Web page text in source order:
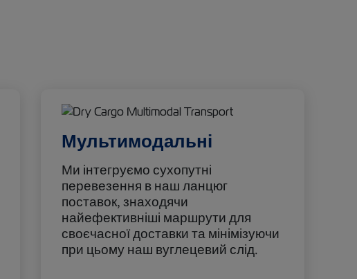
Мультимодальні
Ми інтегруємо сухопутні
перевезення в наш ланцюг
поставок, знаходячи
найефективніші маршрути для
своєчасної доставки та мінімізуючи
при цьому наш вуглецевий слід.